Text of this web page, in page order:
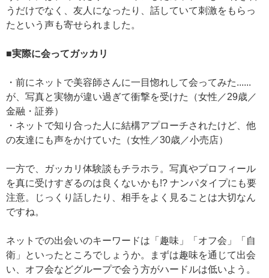
うだけでなく、友人になったり、話していて刺激をもらっ
たという声も寄せられました。
■実際に会ってガッカリ
・前にネットで美容師さんに一目惚れして会ってみた......
が、写真と実物が違い過ぎて衝撃を受けた（女性／29歳／
金融・証券）
・ネットで知り合った人に結構アプローチされたけど、他
の友達にも声をかけていた（女性／30歳／小売店）
一方で、ガッカリ体験談もチラホラ。写真やプロフィール
を真に受けすぎるのは良くないかも!? ナンパタイプにも要
注意。じっくり話したり、相手をよく見ることは大切なん
ですね。
ネットでの出会いのキーワードは「趣味」「オフ会」「自
衛」といったところでしょうか。まずは趣味を通じて出会
い、オフ会などグループで会う方がハードルは低いよう。